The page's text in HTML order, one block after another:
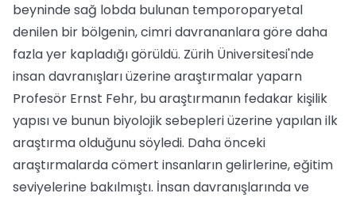
beyninde sağ lobda bulunan temporoparyetal
denilen bir bölgenin, cimri davrananlara göre daha
fazla yer kapladığı görüldü. Zürih Üniversitesi'nde
insan davranışları üzerine araştırmalar yaparn
Profesör Ernst Fehr, bu araştırmanın fedakar kişilik
yapısı ve bunun biyolojik sebepleri üzerine yapılan ilk
araştırma olduğunu söyledi. Daha önceki
araştırmalarda cömert insanların gelirlerine, eğitim
seviyelerine bakılmıştı. İnsan davranışlarında ve